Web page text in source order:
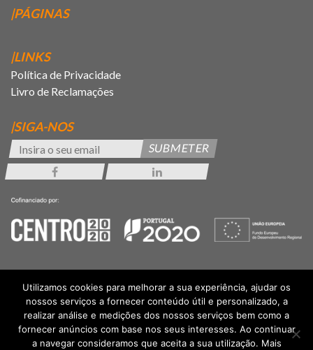
|PÁGINAS
|LINKS
Política de Privacidade
Livro de Reclamações
|SIGA-NOS
SUBMETER
Utilizamos cookies para melhorar a sua experiência, ajudar os
nossos serviços a fornecer conteúdo útil e personalizado, a
realizar análise e medições dos nossos serviços bem como a
fornecer anúncios com base nos seus interesses. Ao continuar
a navegar consideramos que aceita a sua utilização. Mais